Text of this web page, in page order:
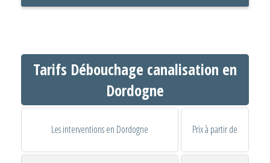
Tarifs Débouchage canalisation en
Dordogne
Les interventions en Dordogne Prix à partir de